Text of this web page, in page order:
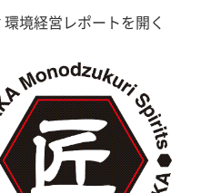
境経営レポートを開く